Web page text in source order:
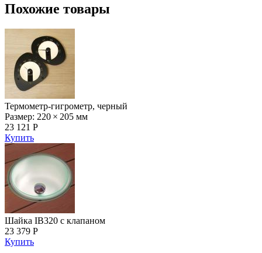
Похожие товары
Термометр-гигрометр, черный
Размер: 220 × 205 мм
23 121 Р
Купить
Шайка IB320 с клапаном
23 379 Р
Купить